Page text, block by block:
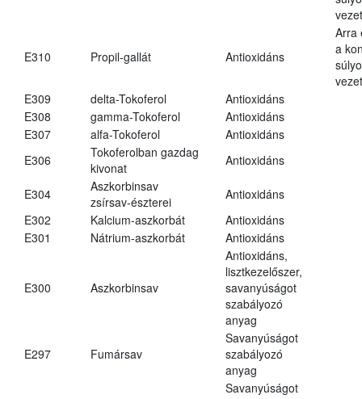
E310 Propil-gallát Antioxidáns
Arra
a
E309
delta-Tokoferol
Antioxidáns
E308
gamma-Tokoferol
Antioxidáns
E307
alfa-Tokoferol
Antioxidáns
E306
Tokoferolban gazdag
kivonat
Antioxidáns
E304
Aszkorbinsav
zsírsav-észterei
Antioxidáns
E302
Kalcium-aszkorbát
Antioxidáns
E301
Nátrium-aszkorbát Antioxidáns
E300 Aszkorbinsav
Antioxidáns,
lisztkezelőszer,
savanyúságot
szabályozó
anyag
E297 Fumársav
Savanyúságot
szabályozó
anyag
Savanyúságot